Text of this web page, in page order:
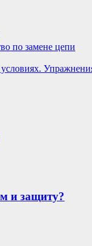
по замене цепи
и защиту?